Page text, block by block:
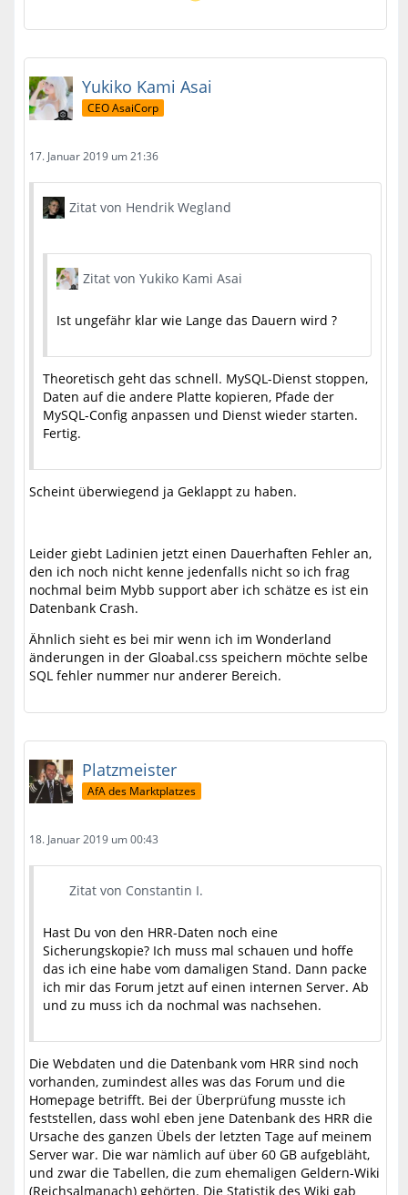
Yukiko Kami Asai
CEO AsaiCorp
17. Januar 2019 um 21:36
Zitat von Hendrik Wegland
Zitat von Yukiko Kami Asai
Ist ungefähr klar wie Lange das Dauern wird ?
Theoretisch geht das schnell. MySQL-Dienst stoppen,
Daten auf die andere Platte kopieren, Pfade der
MySQL-Config anpassen und Dienst wieder starten.
Fertig.
Scheint überwiegend ja Geklappt zu haben.
Leider giebt Ladinien jetzt einen Dauerhaften Fehler an,
den ich noch nicht kenne jedenfalls nicht so ich frag
nochmal beim Mybb support aber ich schätze es ist ein
Datenbank Crash.
Ähnlich sieht es bei mir wenn ich im Wonderland
änderungen in der Gloabal.css speichern möchte selbe
SQL fehler nummer nur anderer Bereich.
Platzmeister
AfA des Marktplatzes
18. Januar 2019 um 00:43
Zitat von Constantin I.
Hast Du von den HRR-Daten noch eine
Sicherungskopie? Ich muss mal schauen und hoffe
das ich eine habe vom damaligen Stand. Dann packe
ich mir das Forum jetzt auf einen internen Server. Ab
und zu muss ich da nochmal was nachsehen.
Die Webdaten und die Datenbank vom HRR sind noch
vorhanden, zumindest alles was das Forum und die
Homepage betrifft. Bei der Überprüfung musste ich
feststellen, dass wohl eben jene Datenbank des HRR die
Ursache des ganzen Übels der letzten Tage auf meinem
Server war. Die war nämlich auf über 60 GB aufgebläht,
und zwar die Tabellen, die zum ehemaligen Geldern-Wiki
(Reichsalmanach) gehörten. Die Statistik des Wiki gab